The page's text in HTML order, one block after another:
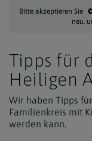
Bitte akzeptieren Sie
neu,
Tipps für
Heiligen
Wir haben Tipps
Familienkreis mit
werden kann.